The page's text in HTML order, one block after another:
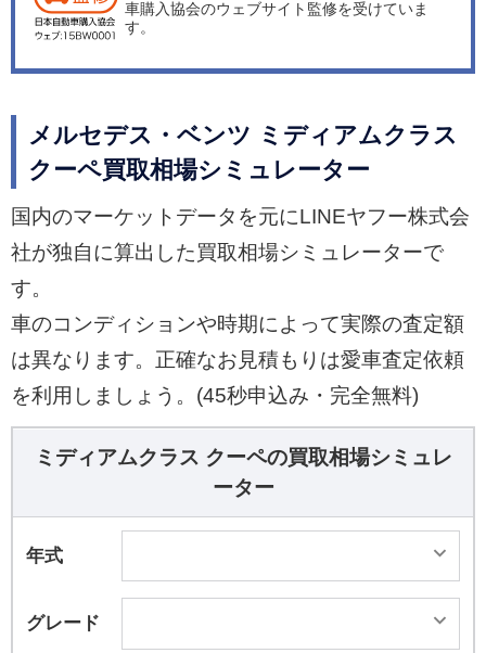
車購入協会のウェブサイト監修を受けていま
す。
メルセデス・ベンツ ミディアムクラス
クーペ買取相場シミュレーター
国内のマーケットデータを元にLINEヤフー株式会
社が独自に算出した買取相場シミュレーターで
す。
車のコンディションや時期によって実際の査定額
は異なります。正確なお見積もりは愛車査定依頼
を利用しましょう。(45秒申込み・完全無料)
ミディアムクラス クーペの買取相場シミュレ
ーター
年式
グレード